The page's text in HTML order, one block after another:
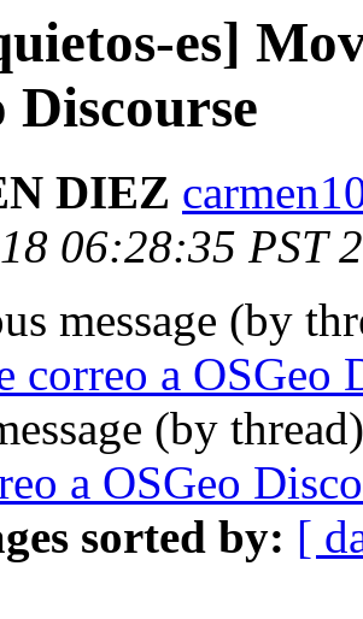
es]
Discourse
DIEZ
06:28:35 PST
message (by
correo a OSGeo
(by
a OSGeo
sorted by: [